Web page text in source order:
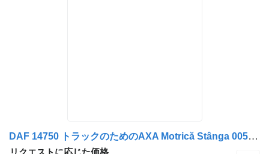
DAF 14750 トラックのためのAXA Motrică Stânga 0057 アクスル
リクエストに応じた価格